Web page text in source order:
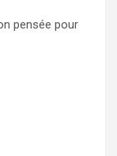
pensée pour